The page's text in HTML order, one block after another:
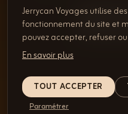
Jerrycan Voyages utilise
fonctionnement du site et
pouvez accepter, refuser
En savoir plus
TOUT ACCEPTER
Paramétrer